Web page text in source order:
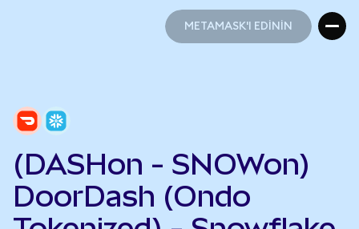
METAMASK'I EDİNİN
(DASHon - SNOWon)
DoorDash (Ondo